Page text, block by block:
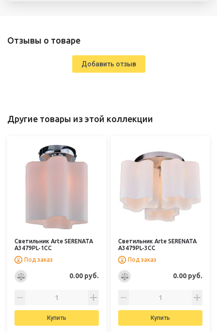
Отзывы о товаре
Добавить отзыв
Другие товары из этой коллекции
Светильник Arte SERENATA
A3479PL-1CC
Под заказ
0.00 руб.
Купить
Светильник Arte SERENATA
A3479PL-3CC
Под заказ
0.00 руб.
Купить